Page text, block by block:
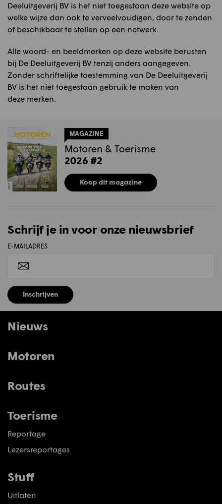
Deeluitgeverij BV is het niet toegestaan deze website op
welke wijze dan ook te verveelvoudigen, door te zenden
of beschikbaar te stellen op een netwerk.
Alle woord- en beeldmerken op deze website berusten
bij De Deeluitgeverij BV tenzij anders aangegeven.
Zonder schriftelijke toestemming van De Deeluitgeverij
BV is het niet toegestaan gebruik te maken van
deze merken.
MAGAZINE
Motoren & Toerisme
2026 #2
Koop dit magazine
Schrijf je in voor onze nieuwsbrief
E-MAILADRES
Inschrijven
Nieuws
Motoren
Routes
Toerisme
Reportage
Lezersreportages
Stuff
Uitlaten